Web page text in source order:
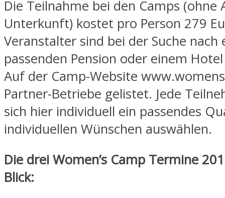
Die Teilnahme bei den Camps (ohne
Unterkunft) kostet pro Person 279
Veranstalter sind bei der Suche nach
passenden Pension oder einem
Auf der Camp-Website
Partner-Betriebe gelistet. Jede
sich hier individuell ein passendes
individuellen Wünschen auswählen.
Die drei Women’s Camp Termine
Blick: